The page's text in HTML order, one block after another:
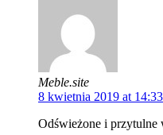
Meble.site
8 kwietnia 2019 at 14:33
Odświeżone i przytulne